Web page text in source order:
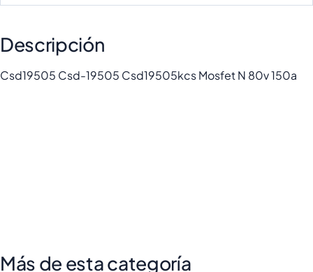
Descripción
Csd19505 Csd-19505 Csd19505kcs Mosfet N 80v 150a
Más de esta categoría